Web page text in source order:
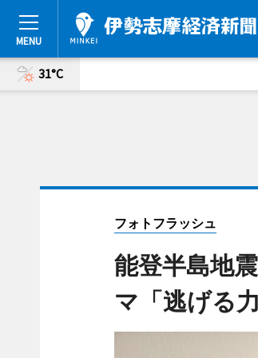
31°C
フォトフラッシュ
能登半島地
マ「逃げる